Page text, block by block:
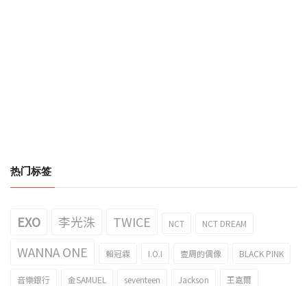
热门标签
EXO 李光洙 TWICE NCT NCT DREAM
WANNA ONE 賴冠霖 I.O.I 壹周的偶像 BLACK PINK
音樂銀行 金SAMUEL seventeen Jackson 王嘉爾